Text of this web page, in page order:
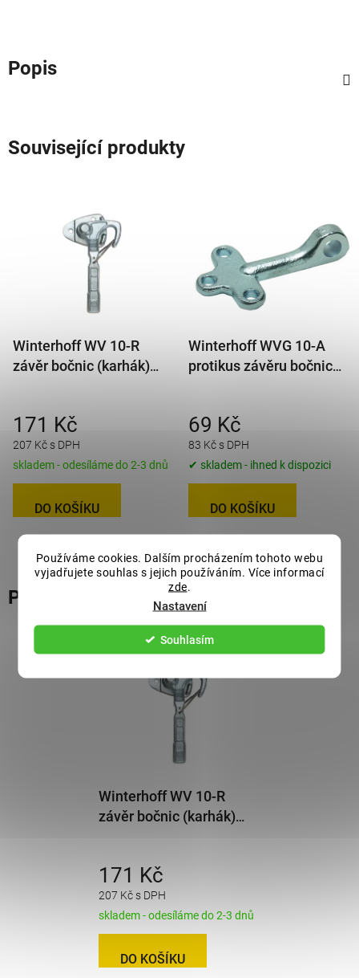
Používáme cookies. Dalším procházením tohoto webu
vyjadřujete souhlas s jejich používáním. Více informací
zde.
Nastavení
Souhlasím
Popis
Související produkty
Winterhoff WV 10-R
závěr bočnic (karhák)
207 Kč s DPH
171 Kč
skladem - odesíláme do 2-3 dnů
DO KOŠÍKU
Winterhoff WVG 10-A
protikus závěru bočnic
83 Kč s DPH
69 Kč
✔ skladem - ihned k dispozici
DO KOŠÍKU
Podobné produkty
Winterhoff WV 10-R
závěr bočnic (karhák)
207 Kč s DPH
171 Kč
skladem - odesíláme do 2-3 dnů
DO KOŠÍKU